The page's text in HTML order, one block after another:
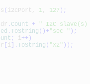
( i2cPort, 1, 127 ) ;
. Count +
" I2C
. ToString ( ) + "sec " ) ;
; i++ )
i . ToString ( "X2" ) ) ;